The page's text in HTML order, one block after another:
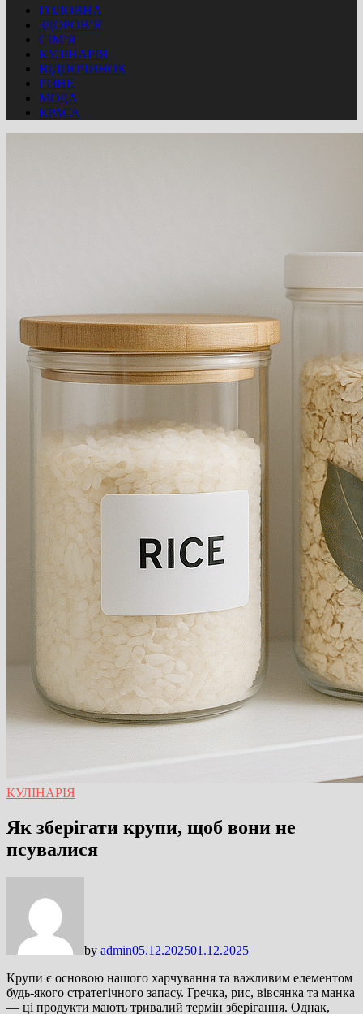
ГОЛОВНА
ЗДОРОВ’Я
СІМ’Я
КУЛІНАРІЯ
ВІДПОЧИНОК
РІЗНЕ
МОДА
КРАСА
КУЛІНАРІЯ
Як зберігати крупи, щоб вони не
псувалися
by admin05.12.202501.12.2025
Крупи є основою нашого харчування та важливим елементом
будь-якого стратегічного запасу. Гречка, рис, вівсянка та манка
— ці продукти мають тривалий термін зберігання. Однак,